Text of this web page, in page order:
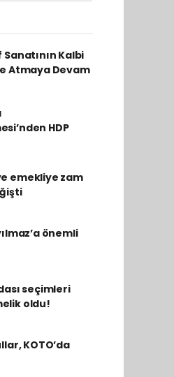
Kalbi
Atmaya Devam
HDP
emekliye zam
önemli
seçimleri
oldu!
KOTO’da